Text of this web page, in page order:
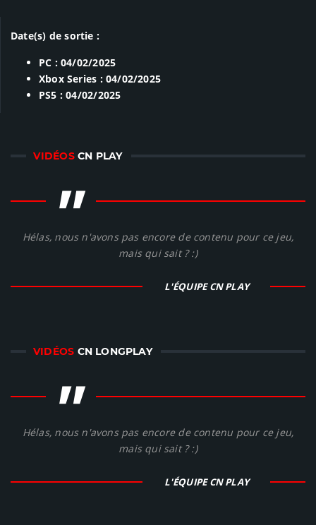
Date(s) de sortie :
PC : 04/02/2025
Xbox Series : 04/02/2025
PS5 : 04/02/2025
VIDÉOSCN PLAY
"
Hélas, nous n'avons pas encore de contenu pour ce jeu,
mais qui sait ? :)
L'ÉQUIPE CN PLAY
VIDÉOS CN LONGPLAY
"
Hélas, nous n'avons pas encore de contenu pour ce jeu,
mais qui sait ? :)
L'ÉQUIPE CN PLAY